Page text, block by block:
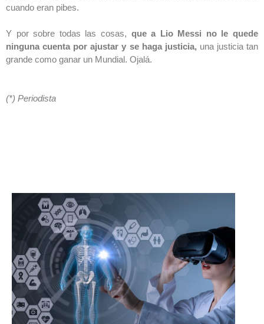
cuando eran pibes.
Y por sobre todas las cosas, que a Lio Messi no le quede
ninguna cuenta por ajustar y se haga justicia, una justicia tan
grande como ganar un Mundial. Ojalá.
(*) Periodista